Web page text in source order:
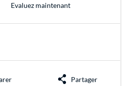
Evaluez maintenant
Partager